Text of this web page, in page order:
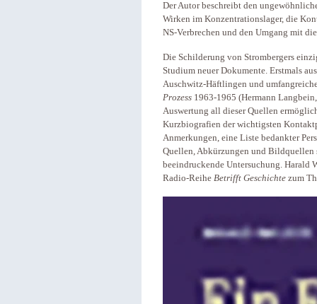
Der Autor beschreibt den
Wirken im Konzentrationslager, die
NS-Verbrechen und den Umgang mit
Die Schilderung von Strombergers
Studium neuer Dokumente. Erstmals
Auschwitz-Häftlingen und
Prozess 1963-1965 (Hermann
Auswertung all dieser Quellen
Kurzbiografien der wichtigsten
Anmerkungen, eine Liste bedankter
Quellen, Abkürzungen und Bildquellen
beeindruckende Untersuchung. Harald
Radio-Reihe Betrifft Geschichte zum